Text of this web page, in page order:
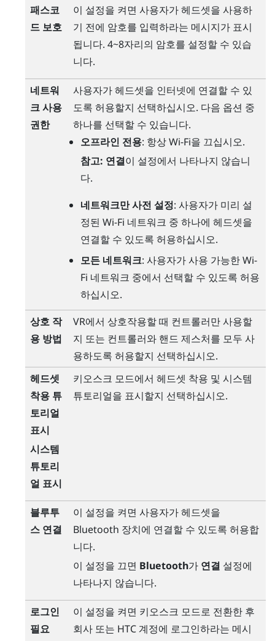
패스코
드 보호
이 설정을 켜면 사용자가 헤드셋을 사용하
기 전에 암호를 입력하라는 메시지가 표시
됩니다. 4~8자리의 암호를 설정할 수 있습
니다.
네트워
크 사용
권한
사용자가 헤드셋을 인터넷에 연결할 수 있
도록 허용할지 선택하십시오. 다음 옵션 중
하나를 선택할 수 있습니다.
오프라인 전용: 항상Wi‍-Fi을 끄십시오.
참고: 연결이 설정에서 나타나지 않습니
다.
네트워크만 사전 설정: 사용자가 미리 설
정된Wi‍-Fi 네트워크 중 하나에 헤드셋을
연결할 수 있도록 허용하십시오.
모든 네트워크: 사용자가 사용 가능한Wi‍-
Fi 네트워크 중에서 선택할 수 있도록 허용
하십시오.
상호 작
용 방법
VR에서 상호작용할 때 컨트롤러만 사용할
지 또는 컨트롤러와 핸드 제스처를 모두 사
용하도록 허용할지 선택하십시오.
헤드셋
착용 튜
토리얼
표시
시스템
튜토리
얼 표시
키오스크 모드에서 헤드셋 착용 및 시스템
튜토리얼을 표시할지 선택하십시오.
블루투
스 연결
이 설정을 켜면 사용자가 헤드셋을
Bluetooth 장치에 연결할 수 있도록 허용합
니다.
이 설정을 끄면 Bluetooth가 연결 설정에
나타나지 않습니다.
로그인
필요
이 설정을 켜면 키오스크 모드로 전환한 후
회사 또는 HTC 계정에 로그인하라는 메시